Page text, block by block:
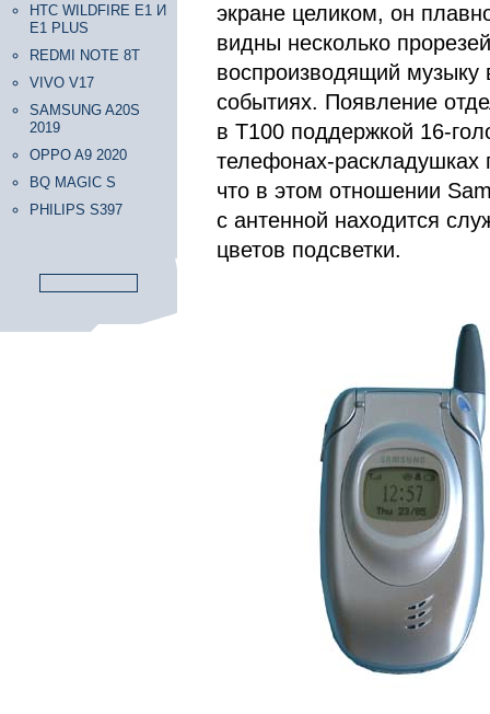
HTC WILDFIRE E1 И
E1 PLUS
REDMI NOTE 8T
VIVO V17
SAMSUNG A20S
2019
OPPO A9 2020
BQ MAGIC S
PHILIPS S397
экране целиком, он
видны несколько
воспроизводящий
событиях. Появление
в T100 поддержкой 16-
телефонах-раскладушках
что в этом отношении
с антенной находится
цветов подсветки.